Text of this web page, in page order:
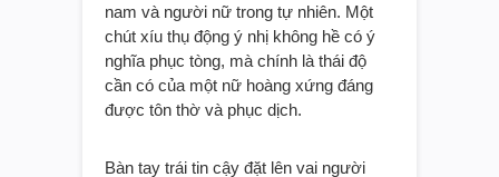
nam và người nữ trong tự nhiên. Một
chút xíu thụ động ý nhị không hề có ý
nghĩa phục tòng, mà chính là thái độ
cần có của một nữ hoàng xứng đáng
được tôn thờ và phục dịch.
Bàn tay trái tin cậy đặt lên vai người